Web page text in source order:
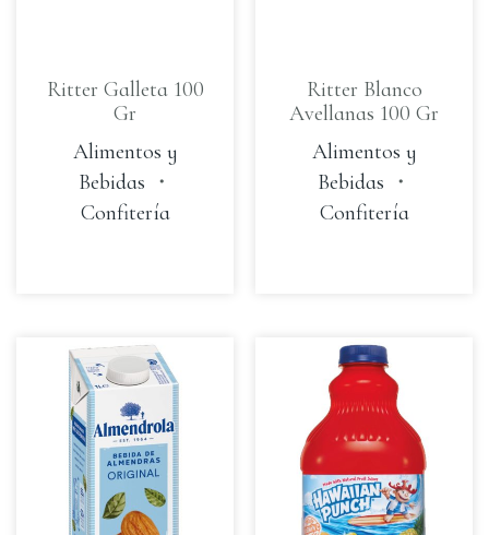
Ritter Galleta 100
Gr
Alimentos y
Bebidas ・
Confitería
Ritter Blanco
Avellanas 100 Gr
Alimentos y
Bebidas ・
Confitería